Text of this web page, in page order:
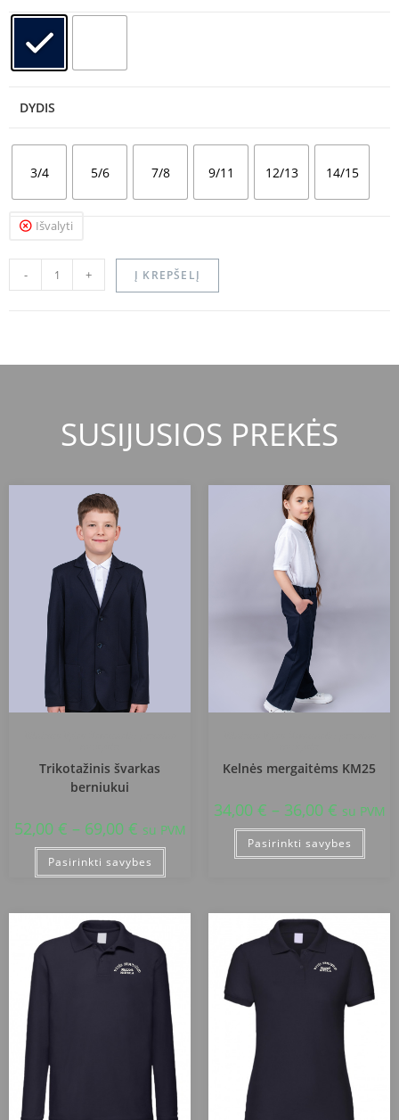
DYDIS
3/4 5/6 7/8 9/11 12/13 14/15
Išvalyti
- + Į KREPŠELĮ
SUSIJUSIOS PREKĖS
Trikotažinis švarkas
berniukui
52,00 € – 69,00 € su PVM
Pasirinkti savybes
Kelnės mergaitėms KM25
34,00 € – 36,00 € su PVM
Pasirinkti savybes